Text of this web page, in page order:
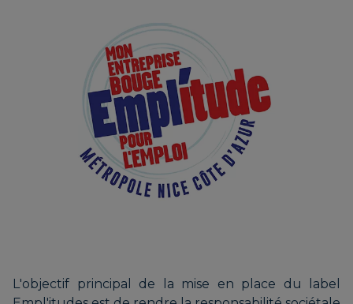
L'objectif principal de la mise en place du label